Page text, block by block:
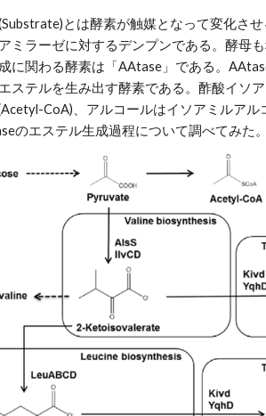
とは酵素が触媒となって変化さ
ミラーゼに対するデンプンである。酵母
に関わる酵素は「AAtase」である。
ステルを生み出す酵素である。酢酸イソ
CoA)、アルコールはイソアミルアル
のエステル生成過程について調べてみた。